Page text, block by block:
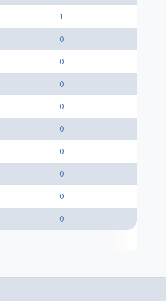
1
0
0
0
0
0
0
0
0
0